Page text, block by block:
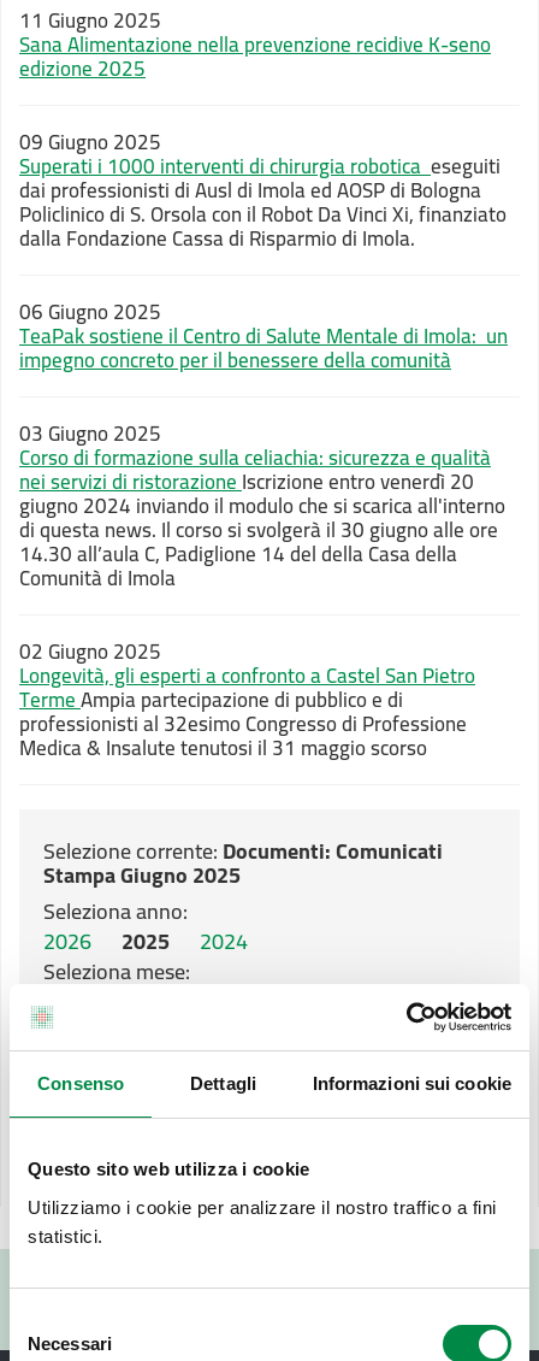
Consenso Dettagli Informazioni sui cookie
Questo sito web utilizza i cookie
Utilizziamo i cookie per analizzare il nostro traffico a fini
statistici.
delNecessari
11 Giugno 2025
Sana Alimentazione nella prevenzione recidive K-seno
edizione 2025
09 Giugno 2025
Superati i 1000 interventi di chirurgia roboticaeseguiti
dai professionisti di Ausl di Imola ed AOSP di Bologna
Policlinico di S. Orsola con il Robot Da Vinci Xi, finanziato
dalla Fondazione Cassa di Risparmio di Imola.
06 Giugno 2025
TeaPak sostiene il Centro di Salute Mentale di Imola: un
impegno concreto per il benessere della comunità
03 Giugno 2025
Corso di formazione sulla celiachia: sicurezza e qualità
nei servizi di ristorazioneIscrizione entro venerdì 20
giugno 2024 inviando il modulo che si scarica all'interno
di questa news. Il corso si svolgerà il 30 giugno alle ore
14.30 all’aula C, Padiglione 14 del della Casa della
Comunità di Imola
02 Giugno 2025
Longevità, gli esperti a confronto a Castel San Pietro
TermeAmpia partecipazione di pubblico e di
professionisti al 32esimo Congresso di Professione
Medica & Insalute tenutosi il 31 maggio scorso
Selezione corrente:Documenti: Comunicati
Stampa Giugno 2025
Seleziona anno:
2026 2025 2024
Seleziona mese:
Gennaio
Maggio
Settembre Ottobre Novembre
Dicembre
Ultimo aggiornamento pagina:
28 Settembre 2022
Valuta questo sito: